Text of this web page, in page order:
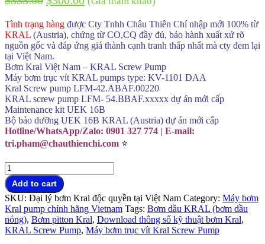
Tình trạng hàng được Cty Tnhh Châu Thiên Chí nhập mới 100% từ
KRAL (Austria), chứng từ CO,CQ đầy đủ, bảo hành xuất xứ rõ
nguồn gốc và đáp ứng giá thành cạnh tranh thấp nhất mà cty đem lại
tại Việt Nam.
Bơm Kral Việt Nam – KRAL Screw Pump
Máy bơm trục vít KRAL pumps type: KV-1101 DAA
Kral Screw pump LFM-42.ABAF.00220
KRAL screw pump LFM- 54.BBAF.xxxxx dự án mới cấp
Maintenance kit UEK 16B
Bộ bảo dưỡng UEK 16B KRAL (Austria) dự án mới cấp
Hotline/WhatsApp/Zalo: 0901 327 774 | E-mail:
tri.pham@chauthienchi.com ⭐
Bơm
trục
vít
Kral
Screw
Pump
đại
Add to cart
SKU: Đại lý bơm Kral độc quyền tại Việt Nam Category: Máy bơm
Kral pump chính hãng Vietnam Tags: Bơm dầu KRAL (bơm dầu
nóng), Bơm pitton Kral, Download thông số kỹ thuật bơm Kral,
KRAL Screw Pump, Máy bơm trục vít Kral Screw Pump